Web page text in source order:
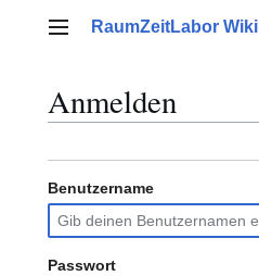
Hauptmenü
RaumZeitLabor Wiki
Anmelden
Benutzername
Passwort